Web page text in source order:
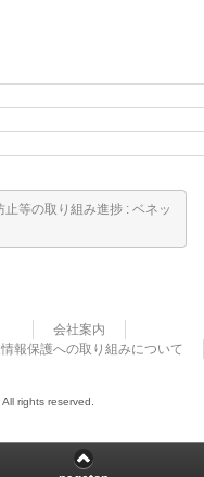
等の取り組み進捗 : ベネッ
rights reserved.
会社案内
報保護への取り組みについて